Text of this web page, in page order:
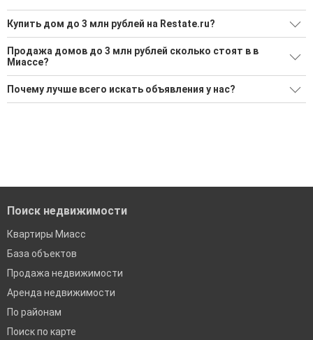
Купить дом до 3 млн рублей на Restate.ru?
Ищите, как Купить дом до 3 млн рублей?
2 актуальных и проверенных объявления
Воспользуйтесь нашим поиском по новостройкам, для
Продажа домов до 3 млн рублей сколько стоят в в
Миассе?
Средняя площадь: 98.6 кв.м.
Почему лучше всего искать объявления у нас?
Поиск недвижимости
Квартиры Миасс
База объектов
Продажа недвижимости
Аренда недвижимости
По районам
Поиск по карте